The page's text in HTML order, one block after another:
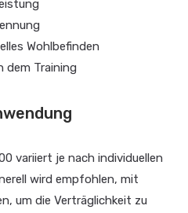
Wohlbefinden
dem Training
variiert je nach individuellen
wird empfohlen, mit
um die Verträglichkeit zu